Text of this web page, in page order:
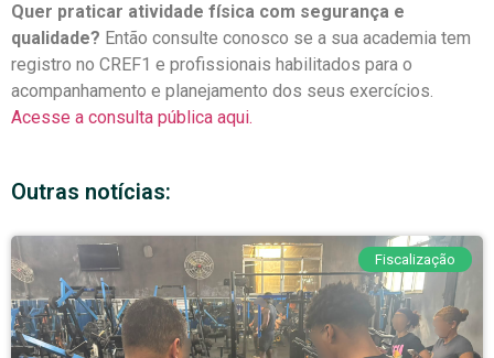
Quer praticar atividade física com segurança e
qualidade? Então consulte conosco se a sua academia tem
registro no CREF1 e profissionais habilitados para o
acompanhamento e planejamento dos seus exercícios.
Acesse a consulta pública aqui.
Outras notícias:
Fiscalização